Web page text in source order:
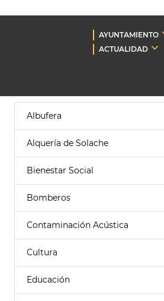
AYUNTAMIENTO
ACTUALIDAD
Albufera
Alquería de Solache
Bienestar Social
Bomberos
Contaminación Acústica
Cultura
Educación